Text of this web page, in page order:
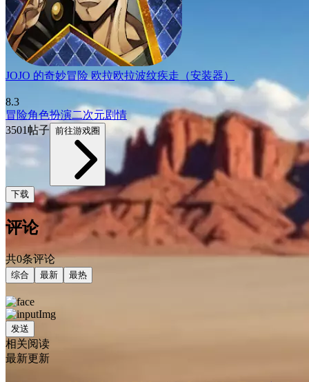
JOJO 的奇妙冒险 欧拉欧拉波纹疾走（安装器）
8.3
冒险角色扮演二次元剧情
3501帖子 前往游戏圈
下载
评论
共0条评论
综合 最新 最热
发送
相关阅读
最新更新